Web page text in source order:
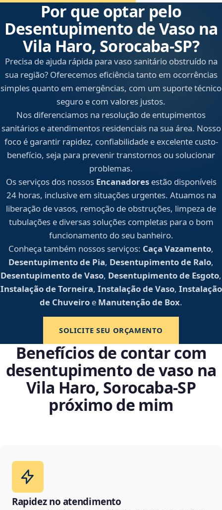
Por que optar pelo
Desentupimento de Vaso na
Vila Haro, Sorocaba‑SP?
Precisa de ajuda rápida para vaso sanitário obstruído na
sua região? Oferecemos eficiência tanto em ocorrências
simples quanto em emergências, com um suporte técnico
seguro e com valores justos.
Nos diferenciamos na resolução de entupimentos
sanitários e atendimentos residenciais na sua área. Nosso
foco é garantir rapidez, confiabilidade e excelente custo-
benefício, seja para prevenir transtornos ou solucionar
problemas.
Os serviços dos nossos Encanadoresestão disponíveis
24 horas, inclusive em situações urgentes. Atuamos na
liberação de vasos, remoção de obstruções, limpeza de
tubulações e diversas soluções completas para o bom
funcionamento do seu banheiro.
Conheça também nossos serviços: Caça Vazamento,
Desentupimento de Pia, Desentupimento de Ralo,
Desentupimento de Vaso, Desentupimento de Esgoto,
Instalação de Torneira, Instalação de Vaso, Instalação
de Chuveiro e Manutenção de Box.
SOLICITE SEU ORÇAMENTO
Benefícios de contar com
desentupimento de vaso na
Vila Haro, Sorocaba‑SP
próximo de mim
Rapidez no atendimento